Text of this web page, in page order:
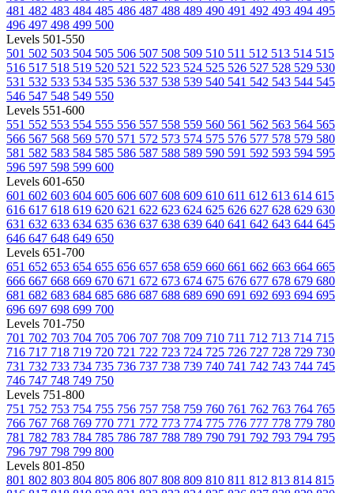
481 482 483 484 485 486 487 488 489 490 491 492 493 494 495
496 497 498 499 500
Levels 501-550
501 502 503 504 505 506 507 508 509 510 511 512 513 514 515
516 517 518 519 520 521 522 523 524 525 526 527 528 529 530
531 532 533 534 535 536 537 538 539 540 541 542 543 544 545
546 547 548 549 550
Levels 551-600
551 552 553 554 555 556 557 558 559 560 561 562 563 564 565
566 567 568 569 570 571 572 573 574 575 576 577 578 579 580
581 582 583 584 585 586 587 588 589 590 591 592 593 594 595
596 597 598 599 600
Levels 601-650
601 602 603 604 605 606 607 608 609 610 611 612 613 614 615
616 617 618 619 620 621 622 623 624 625 626 627 628 629 630
631 632 633 634 635 636 637 638 639 640 641 642 643 644 645
646 647 648 649 650
Levels 651-700
651 652 653 654 655 656 657 658 659 660 661 662 663 664 665
666 667 668 669 670 671 672 673 674 675 676 677 678 679 680
681 682 683 684 685 686 687 688 689 690 691 692 693 694 695
696 697 698 699 700
Levels 701-750
701 702 703 704 705 706 707 708 709 710 711 712 713 714 715
716 717 718 719 720 721 722 723 724 725 726 727 728 729 730
731 732 733 734 735 736 737 738 739 740 741 742 743 744 745
746 747 748 749 750
Levels 751-800
751 752 753 754 755 756 757 758 759 760 761 762 763 764 765
766 767 768 769 770 771 772 773 774 775 776 777 778 779 780
781 782 783 784 785 786 787 788 789 790 791 792 793 794 795
796 797 798 799 800
Levels 801-850
801 802 803 804 805 806 807 808 809 810 811 812 813 814 815